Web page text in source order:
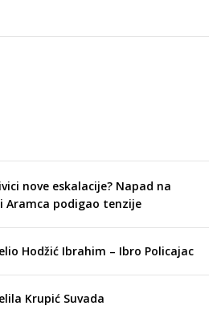
nove eskalacije? Napad na
Aramca podigao tenzije
Hodžić Ibrahim – Ibro Policajac
Krupić Suvada